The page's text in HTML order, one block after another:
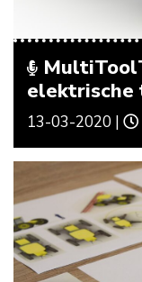
elektrische
13-03-2020 |